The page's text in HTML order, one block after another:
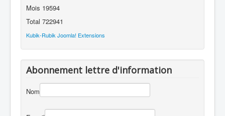
Mois 19594
Total 722941
Kubik-Rubik Joomla! Extensions
Abonnement lettre d'information
Nom